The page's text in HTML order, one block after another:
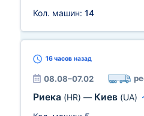
Кол. машин: 14
16 часов назад
08.08–07.02
Риека (HR) — Киев (UA)